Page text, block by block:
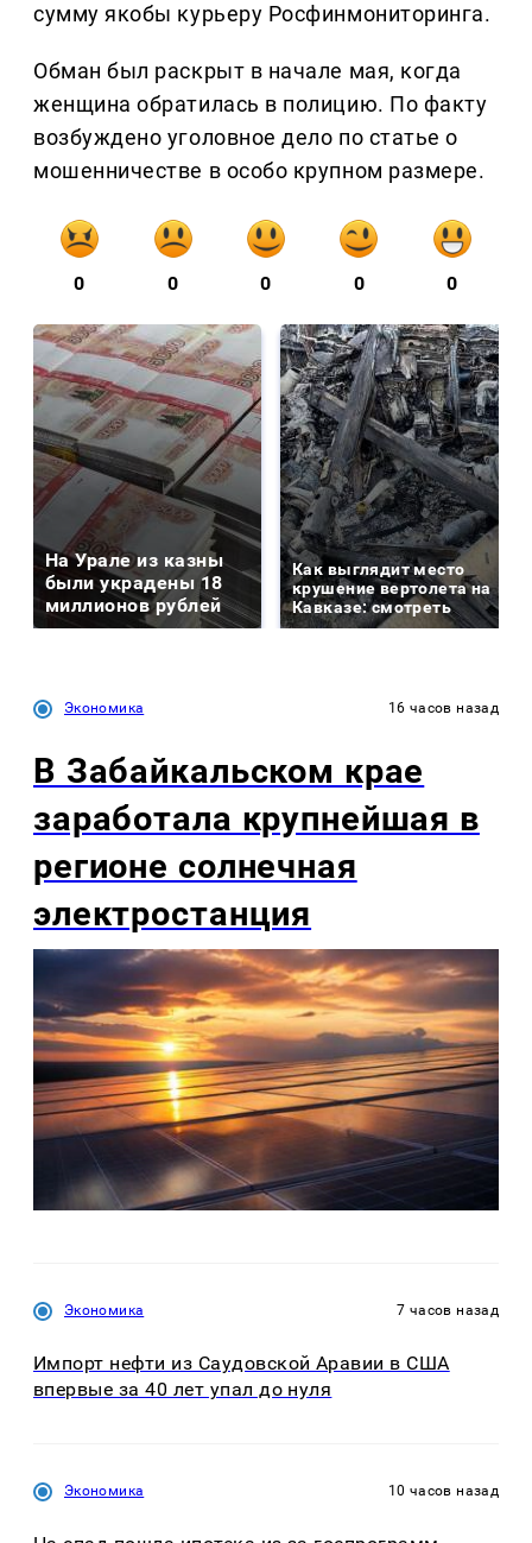
сумму якобы курьеру Росфинмониторинга.
Обман был раскрыт в начале мая, когда
женщина обратилась в полицию. По факту
возбуждено уголовное дело по статье о
мошенничестве в особо крупном размере.
0 0 0 0 0
На Урале из казны
были украдены 18
миллионов рублей
Как выглядит место
крушение вертолета на
Кавказе: смотреть
Экономика 16 часов назад
В Забайкальском крае
заработала крупнейшая в
регионе солнечная
электростанция
Экономика 7 часов назад
Импорт нефти из Саудовской Аравии в США
впервые за 40 лет упал до нуля
Экономика 10 часов назад